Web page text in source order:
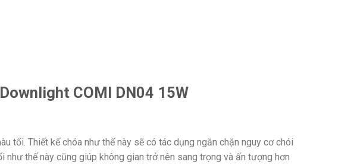
COMI DN04 15W
tối. Thiết kế chóa như thế này sẽ có tác dụng ngăn chặn nguy cơ chói
như thế này cũng giúp không gian trở nên sang trọng và ấn tượng hơn